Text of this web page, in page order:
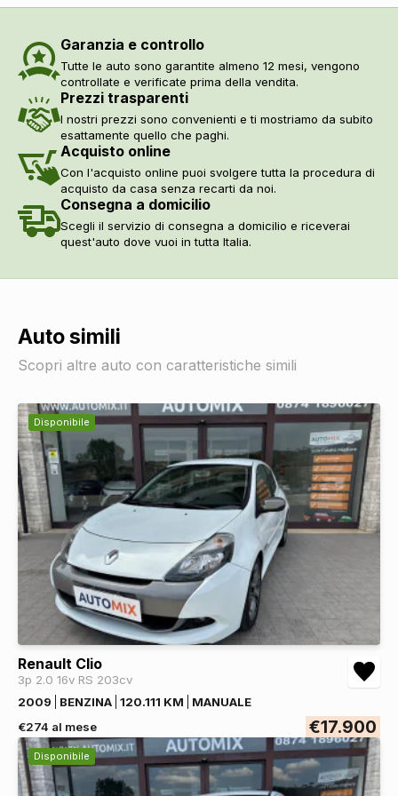
Abs
DI SERIE
Airbag passeggero
Airbag laterali
DI SERIE
Airbag a tendina
Servosterzo
Esc / electronic stability control
DI SERIE
Regolatore di velocità - cruise control
Indicatore pressione pneumatici
DI SERIE
Sistema di riconoscimento stanchezza guidatore
Assistente alla frenata
Assistente in salita
DI SERIE
Freni a disco
Telecamera posteriore
Vetri
Alzacristalli elettrici anteriori e posteriori
DI SERIE
Garanzia e controllo
Tutte le auto sono garantite almeno 12 mesi, vengono
controllate e verificate prima della vendita.
Prezzi trasparenti
I nostri prezzi sono convenienti e ti mostriamo da subito
esattamente quello che paghi.
Acquisto online
Con l'acquisto online puoi svolgere tutta la procedura di
acquisto da casa senza recarti da noi.
Consegna a domicilio
Scegli il servizio di consegna a domicilio e riceverai
quest'auto dove vuoi in tutta Italia.
Auto simili
Scopri altre auto con caratteristiche simili
Disponibile
Renault Clio
3p 2.0 16v RS 203cv
2009
BENZINA 120.111 KM
MANUALE
€274 al mese
€17.900
Disponibile